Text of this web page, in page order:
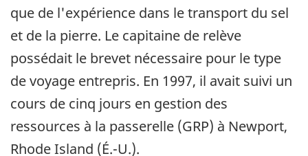
que de l'expérience dans le transport du sel
et de la pierre. Le capitaine de relève
possédait le brevet nécessaire pour le type
de voyage entrepris. En 1997, il avait suivi un
cours de cinq jours en gestion des
ressources à la passerelle (GRP) à Newport,
Rhode Island (É.-U.).